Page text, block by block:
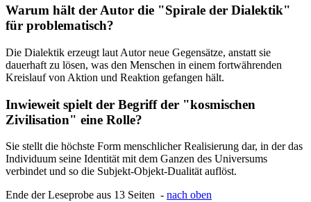
Warum hält der Autor die "Spirale der Dialektik"
für problematisch?
Die Dialektik erzeugt laut Autor neue Gegensätze, anstatt sie
dauerhaft zu lösen, was den Menschen in einem fortwährenden
Kreislauf von Aktion und Reaktion gefangen hält.
Inwieweit spielt der Begriff der "kosmischen
Zivilisation" eine Rolle?
Sie stellt die höchste Form menschlicher Realisierung dar, in der das
Individuum seine Identität mit dem Ganzen des Universums
verbindet und so die Subjekt-Objekt-Dualität auflöst.
Ende der Leseprobe aus 13 Seiten - nach oben